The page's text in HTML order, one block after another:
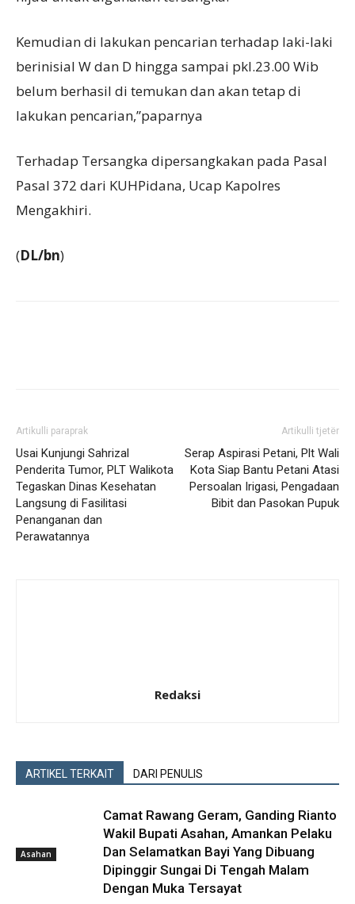
Kemudian di lakukan pencarian terhadap laki-laki
berinisial W dan D hingga sampai pkl.23.00 Wib
belum berhasil di temukan dan akan tetap di
lakukan pencarian,”paparnya
Terhadap Tersangka dipersangkakan pada Pasal
Pasal 372 dari KUHPidana, Ucap Kapolres
Mengakhiri.
(DL/bn)
Artikulli paraprak
Usai Kunjungi Sahrizal
Penderita Tumor, PLT Walikota
Tegaskan Dinas Kesehatan
Langsung di Fasilitasi
Penanganan dan
Perawatannya
Artikulli tjetër
Serap Aspirasi Petani, Plt Wali
Kota Siap Bantu Petani Atasi
Persoalan Irigasi, Pengadaan
Bibit dan Pasokan Pupuk
Redaksi
ARTIKEL TERKAIT DARI PENULIS
Asahan
Camat Rawang Geram, Ganding Rianto
Wakil Bupati Asahan, Amankan Pelaku
Dan Selamatkan Bayi Yang Dibuang
Dipinggir Sungai Di Tengah Malam
Dengan Muka Tersayat